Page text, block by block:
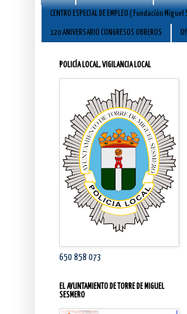
CENTRO ESPECIAL DE EMPLEO ( Fundación
120 ANIVERSARIO CONGRESOS OBREROS
POLICÍA LOCAL, VIGILANCIA LOCAL
650 858 073
EL AYUNTAMIENTO DE TORRE DE MIGUEL
SESMERO